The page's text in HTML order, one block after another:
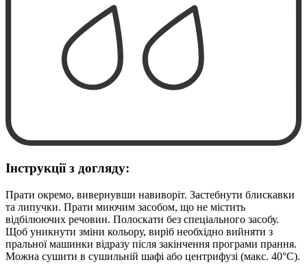
Інструкції з догляду:
Прати окремо, вивернувши навиворіт. Застебнути блискавки
та липучки. Прати миючим засобом, що не містить
відбілюючих речовин. Полоскати без спеціального засобу.
Щоб уникнути зміни кольору, виріб необхідно вийняти з
пральної машинки відразу після закінчення програми прання.
Можна сушити в сушильній шафі або центрифузі (макс. 40°C).